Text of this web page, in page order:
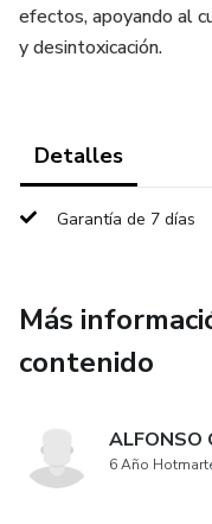
efectos, apoyando al
y desintoxicación.
Detalles
Garantía de 7 días
Más
contenido
ALFONSO
6 Año